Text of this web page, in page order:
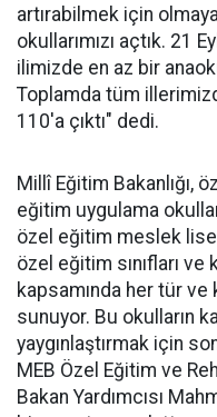
artırabilmek için
okullarımızı açtık. 21
ilimizde en az bir
Toplamda tüm
110'a çıktı" dedi.
Millî Eğitim Bakanlığı,
eğitim uygulama
özel eğitim meslek
özel eğitim sınıfları
kapsamında her tür
sunuyor. Bu okulların
yaygınlaştırmak için
MEB Özel Eğitim ve
Bakan Yardımcısı